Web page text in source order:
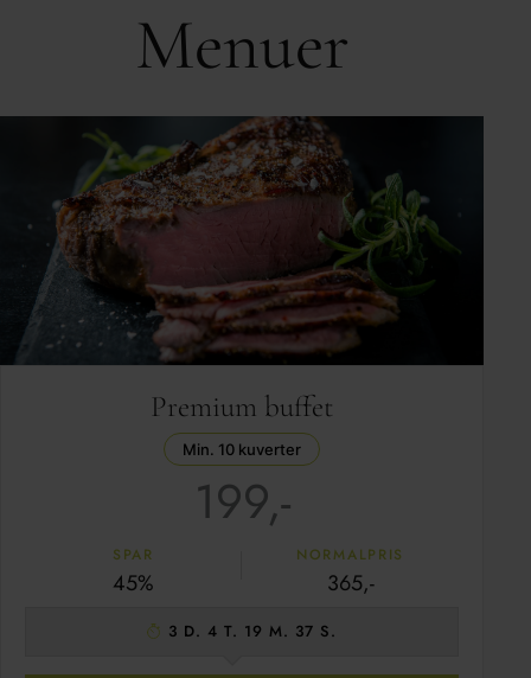
Menuer
Premium buffet
Min. 10 kuverter
199,-
SPAR
45%
NORMALPRIS
365,-
3 D. 4 T. 19 M. 37 S.